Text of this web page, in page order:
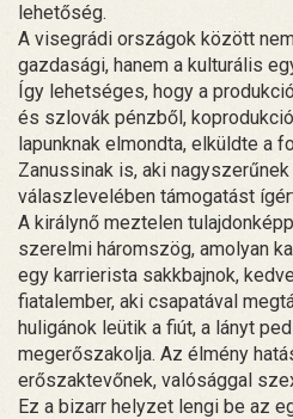
lehetőség.
A visegrádi országok között
gazdasági, hanem a kulturális
Így lehetséges, hogy a
és szlovák pénzből,
lapunknak elmondta, elküldte a
Zanussinak is, aki
válaszlevelében támogatást
A királynő meztelen
szerelmi háromszög, amolyan
egy karrierista sakkbajnok,
fiatalember, aki csapatával
huligánok leütik a fiút, a lányt
megerőszakolja. Az élmény
erőszaktevőnek, valósággal
Ez a bizarr helyzet lengi be az